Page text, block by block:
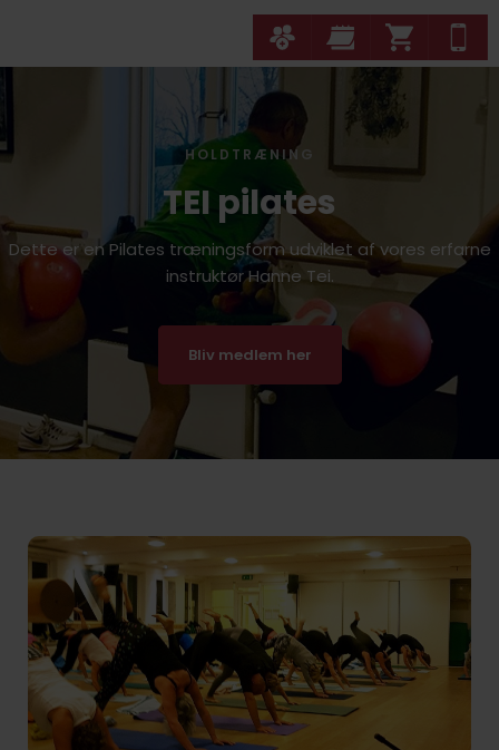
HOLDTRÆNING
TEI pilates
Dette er en Pilates træningsform udviklet af vores erfarne
instruktør Hanne Tei.​
Bliv medlem her